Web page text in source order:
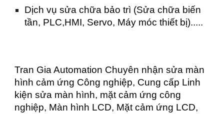
Dịch vụ sửa chữa bảo trì (Sửa chữa biến
tần, PLC,HMI, Servo, Máy móc thiết bị).....
Tran Gia Automation Chuyên nhận sửa màn
hình cảm ứng Công nghiệp, Cung cấp Linh
kiện sửa màn hình, mặt cảm ứng công
nghiệp, Màn hình LCD, Mặt cảm ứng LCD,